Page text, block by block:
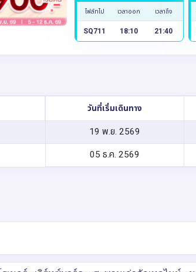
ไฟล์ทไป เวลาออก เวลาถึง
SQ711 18:10 21:40
วันที่เริ่มเดินทาง
19 พ.ย. 2569
05 ธ.ค. 2569